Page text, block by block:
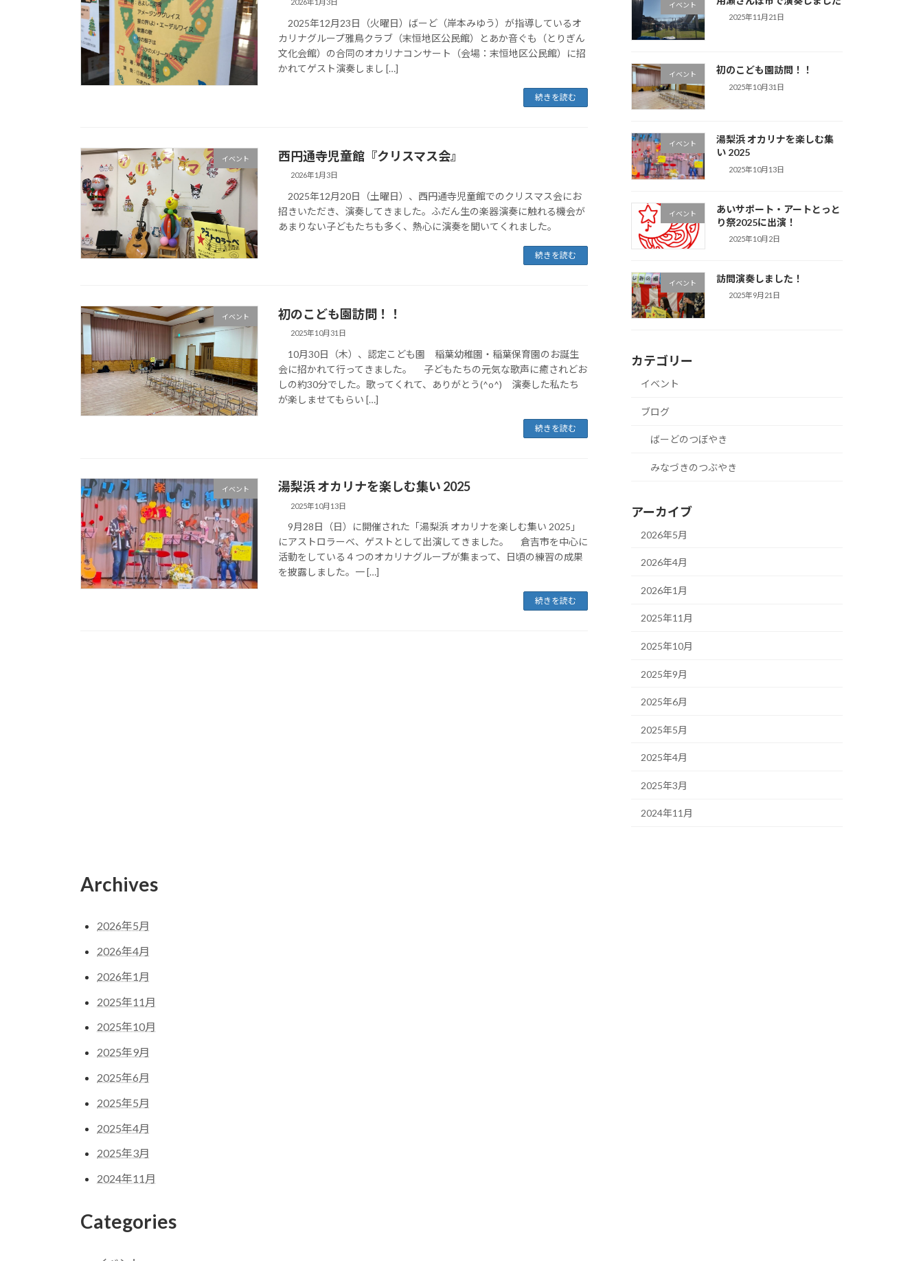
2026年1月3日
2025年12月23日（火曜日）ばーど（岸本みゆう）が指導しているオ
カリナグループ雅鳥クラブ（末恒地区公民館）とあか音ぐも（とりぎん
文化会館）の合同のオカリナコンサート（会場：末恒地区公民館）に招
かれてゲスト演奏しまし […]
続きを読む
イベント 西円通寺児童館『クリスマス会』
2026年1月3日
2025年12月20日（土曜日）、西円通寺児童館でのクリスマス会にお
招きいただき、演奏してきました。ふだん生の楽器演奏に触れる機会が
あまりない子どもたちも多く、熱心に演奏を聞いてくれました。
続きを読む
イベント 初のこども園訪問！！
2025年10月31日
10月30日（木）、認定こども園 稲葉幼稚園・稲葉保育園のお誕生
会に招かれて行ってきました。 子どもたちの元気な歌声に癒されどお
しの約30分でした。歌ってくれて、ありがとう(^o^) 演奏した私たち
が楽しませてもらい […]
続きを読む
イベント 湯梨浜 オカリナを楽しむ集い 2025
2025年10月13日
9月28日（日）に開催された「湯梨浜 オカリナを楽しむ集い 2025」
にアストロラーベ、ゲストとして出演してきました。 倉吉市を中心に
活動をしている４つのオカリナグループが集まって、日頃の練習の成果
を披露しました。一 […]
続きを読む
イベント
2025年11月21日
イベント 初のこども園訪問！！
2025年10月31日
イベント
湯梨浜 オカリナを楽しむ集
い 2025
2025年10月13日
イベント
あいサポート・アートとっと
り祭2025に出演！
2025年10月2日
イベント 訪問演奏しました！
2025年9月21日
カテゴリー
イベント
ブログ
ばーどのつぼやき
みなづきのつぶやき
アーカイブ
2026年5月
2026年4月
2026年1月
2025年11月
2025年10月
2025年9月
2025年6月
2025年5月
2025年4月
2025年3月
2024年11月
Archives
2026年5月
2026年4月
2026年1月
2025年11月
2025年10月
2025年9月
2025年6月
2025年5月
2025年4月
2025年3月
2024年11月
Categories